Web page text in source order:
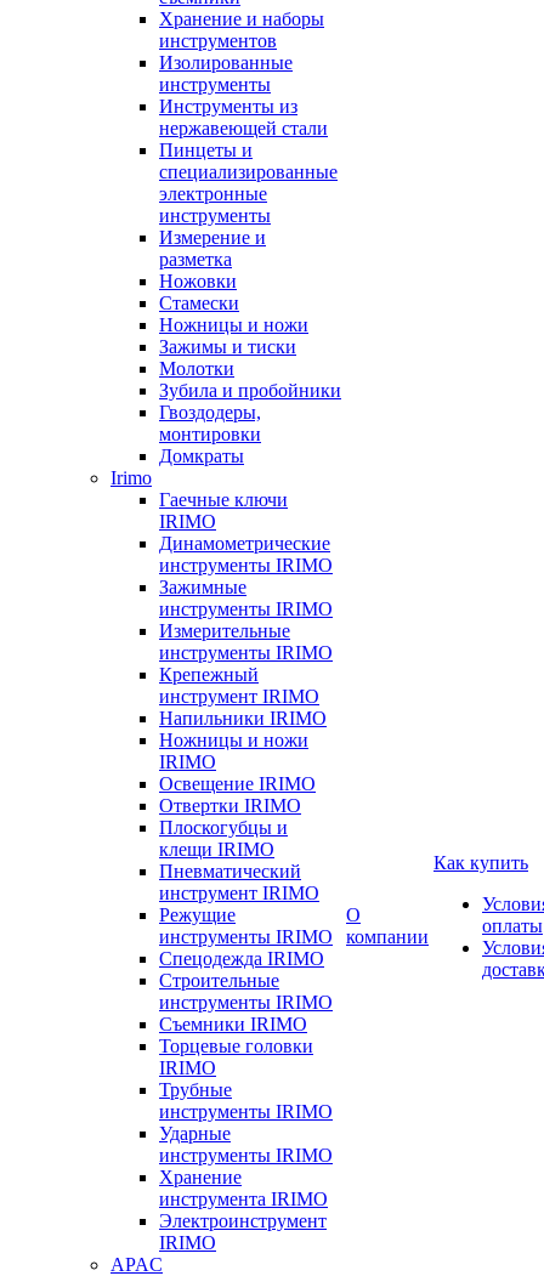
Хранение и наборы
инструментов
Изолированные
инструменты
Инструменты из
нержавеющей стали
Пинцеты и
специализированные
электронные
инструменты
Измерение и
разметка
Ножовки
Стамески
Ножницы и ножи
Зажимы и тиски
Молотки
Зубила и пробойники
Гвоздодеры,
монтировки
Домкраты
Irimo
Гаечные ключи
IRIMO
Динамометрические
инструменты IRIMO
Зажимные
инструменты IRIMO
Измерительные
инструменты IRIMO
Крепежный
инструмент IRIMO
Напильники IRIMO
Ножницы и ножи
IRIMO
Освещение IRIMO
Отвертки IRIMO
Плоскогубцы и
клещи IRIMO
Пневматический
инструмент IRIMO
Режущие
инструменты IRIMO
Спецодежда IRIMO
Строительные
инструменты IRIMO
Съемники IRIMO
Торцевые головки
IRIMO
Трубные
инструменты IRIMO
Ударные
инструменты IRIMO
Хранение
инструмента IRIMO
Электроинструмент
IRIMO
APAC
О
компании
Как купить
оплаты